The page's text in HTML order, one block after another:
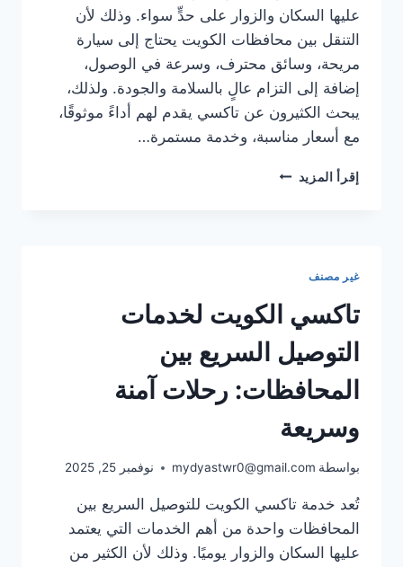
عليها السكان والزوار على حدٍّ سواء. وذلك لأن
التنقل بين محافظات الكويت يحتاج إلى سيارة
مريحة، وسائق محترف، وسرعة في الوصول،
إضافة إلى التزام عالٍ بالسلامة والجودة. ولذلك،
يبحث الكثيرون عن تاكسي يقدم لهم أداءً موثوقًا،
مع أسعار مناسبة، وخدمة مستمرة…
إقرأ المزيد تاكسي
خدمة
آمنة
وسريعة
60494149
غير مصنف
تاكسي الكويت لخدمات
التوصيل السريع بين
المحافظات: رحلات آمنة
وسريعة
بواسطة mydyastwr0@gmail.com نوفمبر 25, 2025
تُعد خدمة تاكسي الكويت للتوصيل السريع بين
المحافظات واحدة من أهم الخدمات التي يعتمد
عليها السكان والزوار يوميًا. وذلك لأن الكثير من